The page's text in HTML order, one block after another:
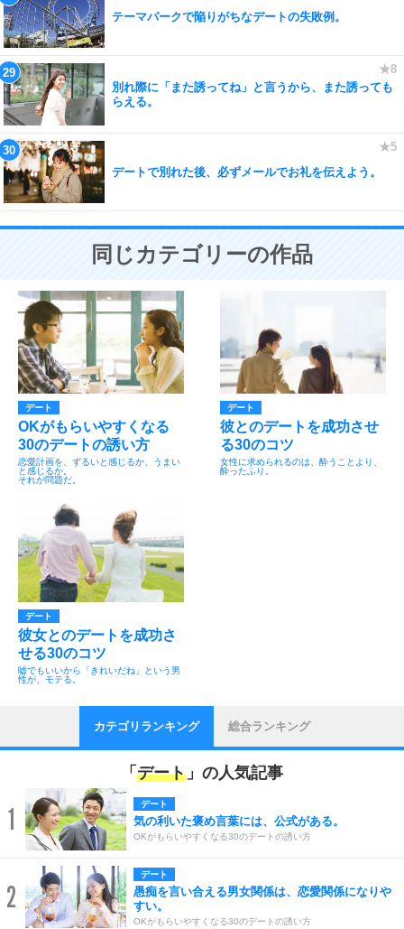
テーマパークで陥りがちなデートの失敗例。
別れ際に「また誘ってね」と言うから、また誘っても
らえる。
デートで別れた後、必ずメールでお礼を伝えよう。
同じカテゴリーの作品
デート
OKがもらいやすくなる
30のデートの誘い方
恋愛計画を、ずるいと感じるか、うまい
と感じるか。
それが問題だ。
デート
彼とのデートを成功させ
る30のコツ
女性に求められるのは、酔うことより、
酔ったふり。
デート
彼女とのデートを成功さ
せる30のコツ
嘘でもいいから「きれいだね」という男
性が、モテる。
カテゴリランキング 総合ランキング
「 デート 」の人気記事
1 デート
気の利いた褒め言葉には、公式がある。
OKがもらいやすくなる30のデートの誘い方
2
デート
愚痴を言い合える男女関係は、恋愛関係になりや
すい。
OKがもらいやすくなる30のデートの誘い方